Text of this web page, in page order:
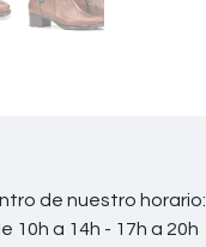
de nuestro horario:
10h a 14h - 17h a 20h